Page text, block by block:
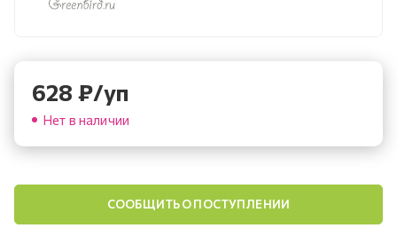
628 ₽/уп
Нет в наличии
СООБЩИТЬ О ПОСТУПЛЕНИИ